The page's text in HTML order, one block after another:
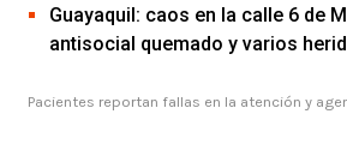
Guayaquil: caos en la calle 6 de
antisocial quemado y varios
Pacientes reportan fallas en la atención y